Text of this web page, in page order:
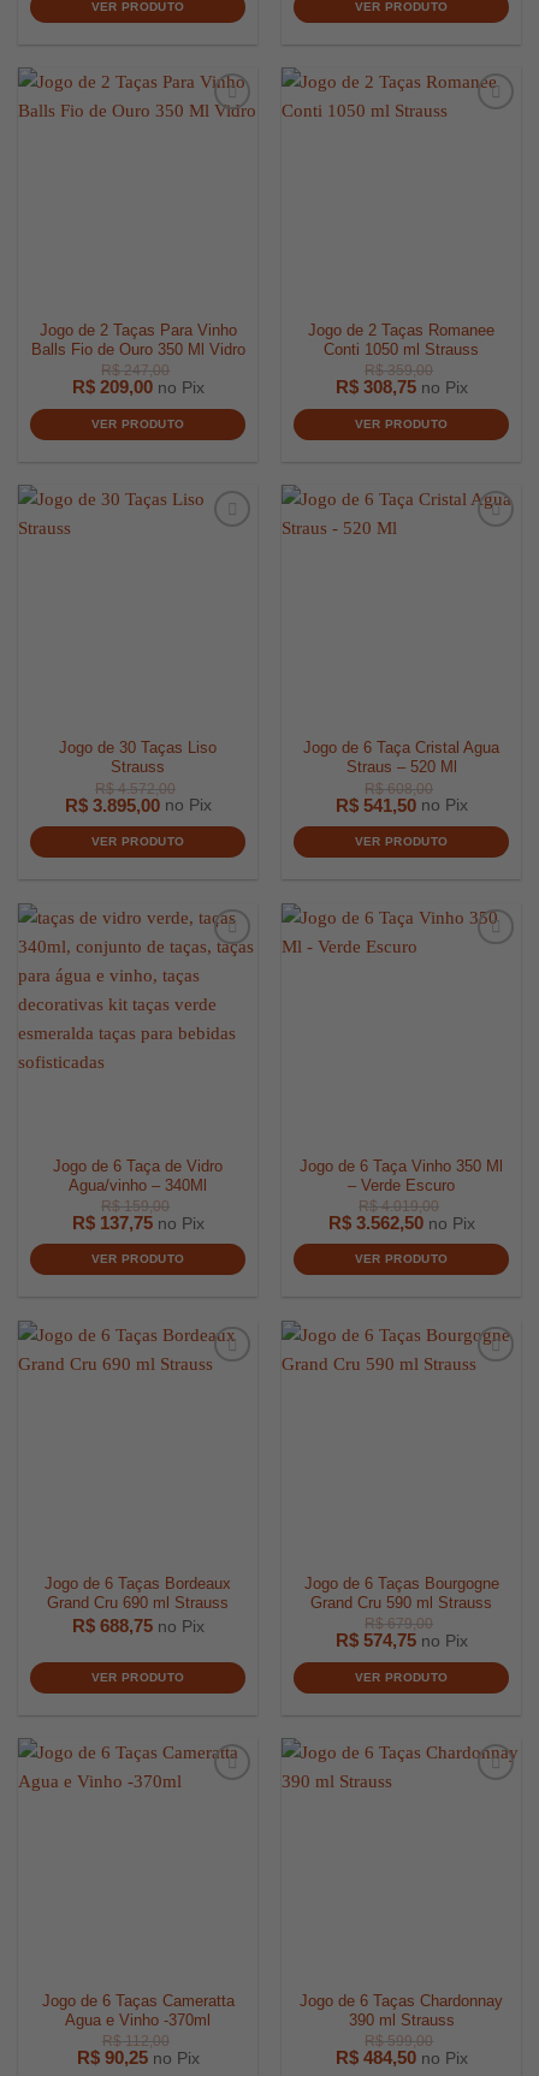
VER PRODUTO VER PRODUTO
Jogo de 2 Taças Para Vinho
Balls Fio de Ouro 350 Ml Vidro
R$247,00
R$209,00 no Pix
VER PRODUTO
Jogo de 2 Taças Romanee
Conti 1050 ml Strauss
R$
R$308,75 no Pix
VER PRODUTO
Jogo de 30 Taças Liso
Strauss
R$4.572,00
R$3.895,00 no Pix
VER PRODUTO
Jogo de 6 Taça Cristal Agua
Straus – 520 Ml
R$
R$541,50 no Pix
VER PRODUTO
Jogo de 6 Taça de Vidro
Agua/vinho – 340Ml
R$137,75 no Pix
VER PRODUTO
Jogo de 6 Taça Vinho 350 Ml
– Verde Escuro
R$3.562,50 no Pix
VER PRODUTO
Jogo de 6 Taças Bordeaux
Grand Cru 690 ml Strauss
R$688,75 no Pix
VER PRODUTO
Jogo de 6 Taças Bourgogne
Grand Cru 590 ml Strauss
R$574,75 no Pix
VER PRODUTO
Jogo de 6 Taças Cameratta
Agua e Vinho -370ml
R$90,25 no Pix
Jogo de 6 Taças Chardonnay
390 ml Strauss
R$484,50 no Pix